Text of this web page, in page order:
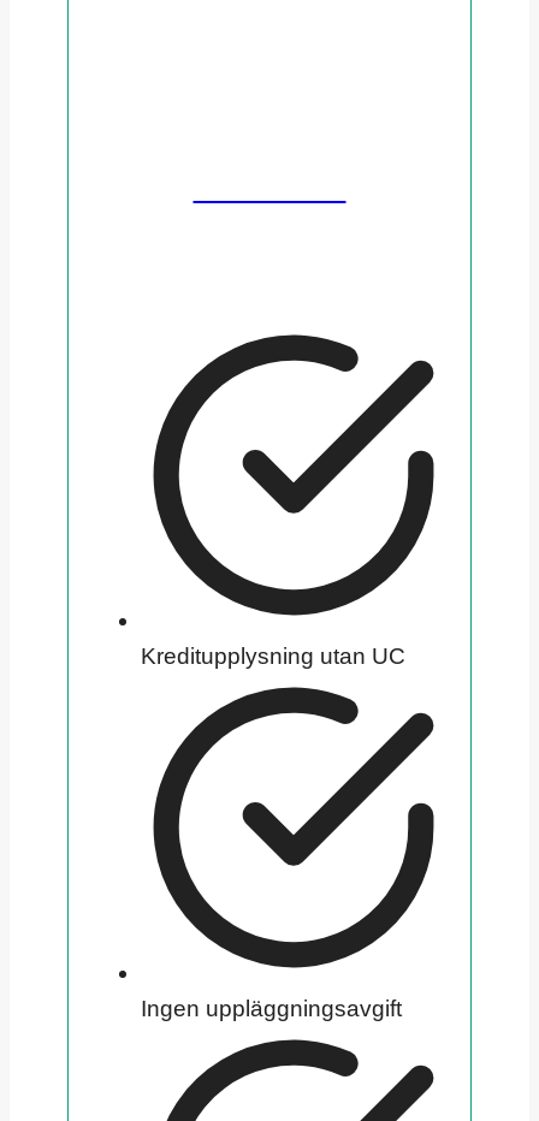
Kreditupplysning utan UC
Ingen uppläggningsavgift